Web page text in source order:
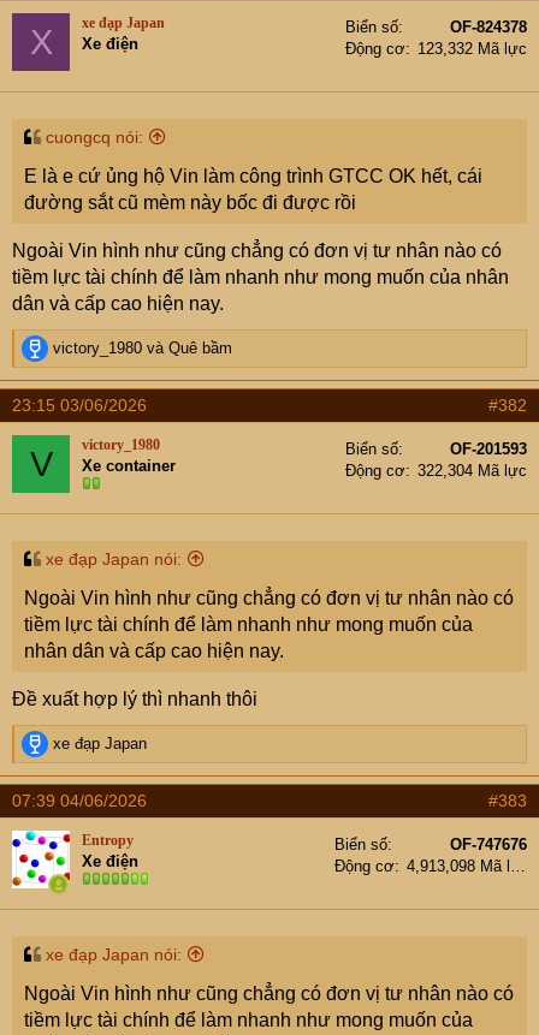
a
r
tX xe đạp Japan
Xe điện
Biển số
OF-824378
Động cơ
123,332 Mã lực
cuongcq nói:
E là e cứ ủng hộ Vin làm công trình GTCC OK hết, cái
đường sắt cũ mèm này bốc đi được rồi
Ngoài Vin hình như cũng chẳng có đơn vị tư nhân nào có
tiềm lực tài chính để làm nhanh như mong muốn của nhân
dân và cấp cao hiện nay.
R
e
a
c
t
i
n
s
victory_1980 và Quê bầm
23:15 03/06/2026 #382
V victory_1980
Xe container
Biển số
OF-201593
Động cơ
322,304 Mã lực
xe đạp Japan nói:
Ngoài Vin hình như cũng chẳng có đơn vị tư nhân nào có
tiềm lực tài chính để làm nhanh như mong muốn của
nhân dân và cấp cao hiện nay.
Đề xuất hợp lý thì nhanh thôi
R
e
a
c
t
i
o
n
s
xe đạp Japan
07:39 04/06/2026 #383
Entropy
Xe điện
Biển số
OF-747676
Động cơ
4,913,098 Mã lực
xe đạp Japan nói:
Ngoài Vin hình như cũng chẳng có đơn vị tư nhân nào có
tiềm lực tài chính để làm nhanh như mong muốn của